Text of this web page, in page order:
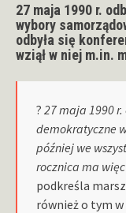
27 maja 1990 r.
wybory
odbyła się
wziął w niej m.in.
? 27 maja 1990 r.
demokratyczne
później we
rocznica ma
podkreśla
również o tym